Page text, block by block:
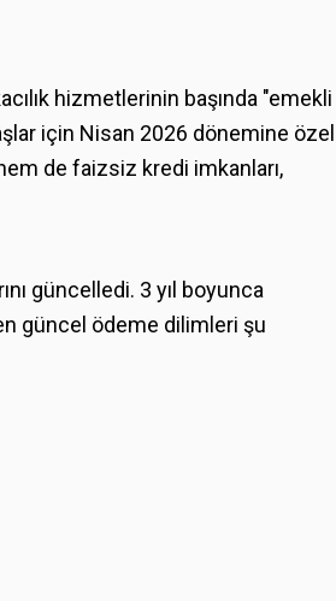
hizmetlerinin başında "emekli
için Nisan 2026 dönemine özel
de faizsiz kredi imkanları,
güncelledi. 3 yıl boyunca
güncel ödeme dilimleri şu